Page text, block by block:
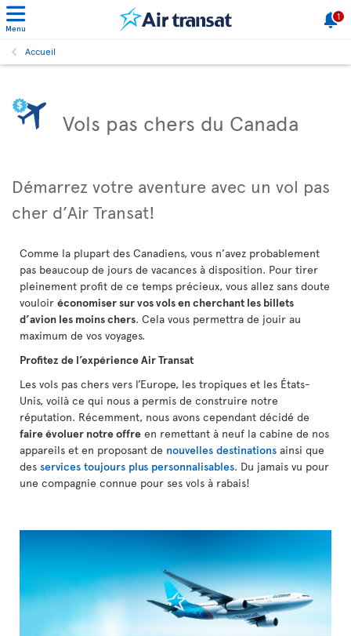
Menu
1
Accueil
Vols pas chers du Canada
Démarrez votre aventure avec un vol pas
cher d’Air Transat!
Comme la plupart des Canadiens, vous n’avez probablement
pas beaucoup de jours de vacances à disposition. Pour tirer
pleinement profit de ce temps précieux, vous allez sans doute
vouloir économiser sur vos vols en cherchant les billets
d’avion les moins chers. Cela vous permettra de jouir au
maximum de vos voyages.
Profitez de l’expérience Air Transat
Les vols pas chers vers l’Europe, les tropiques et les États-
Unis, voilà ce qui nous a permis de construire notre
réputation. Récemment, nous avons cependant décidé de
faire évoluer notre offre en remettant à neuf la cabine de nos
appareils et en proposant de nouvelles destinations ainsi que
des services toujours plus personnalisables. Du jamais vu pour
une compagnie connue pour ses vols à rabais!